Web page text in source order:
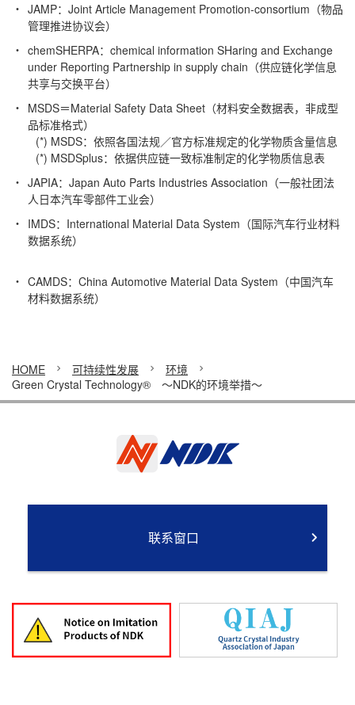
JAMP：Joint Article Management Promotion-consortium（物品
管理推进协议会）
chemSHERPA：chemical information SHaring and Exchange
under Reporting Partnership in supply chain（供应链化学信息
共享与交换平台）
MSDS＝Material Safety Data Sheet（材料安全数据表，非成型
品标准格式）
(*) MSDS：依照各国法规／官方标准规定的化学物质含量信息
(*) MSDSplus：依据供应链一致标准制定的化学物质信息表
JAPIA：Japan Auto Parts Industries Association（一般社团法
人日本汽车零部件工业会）
IMDS：International Material Data System（国际汽车行业材料
数据系统）
CAMDS：China Automotive Material Data System（中国汽车
材料数据系统）
HOME 可持续性发展
环境
Green Crystal Technology® ～NDK的环境举措～
联系窗口